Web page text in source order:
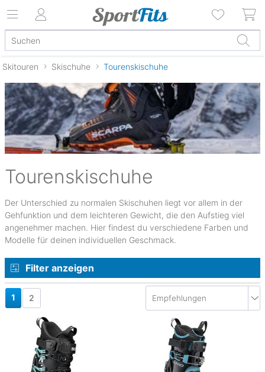
Skitouren Skischuhe Tourenskischuhe
Tourenskischuhe
Der Unterschied zu normalen Skischuhen liegt vor allem in der
Gehfunktion und dem leichteren Gewicht, die den Aufstieg viel
angenehmer machen. Hier findest du verschiedene Farben und
Modelle für deinen individuellen Geschmack.
Filter anzeigen
1 2